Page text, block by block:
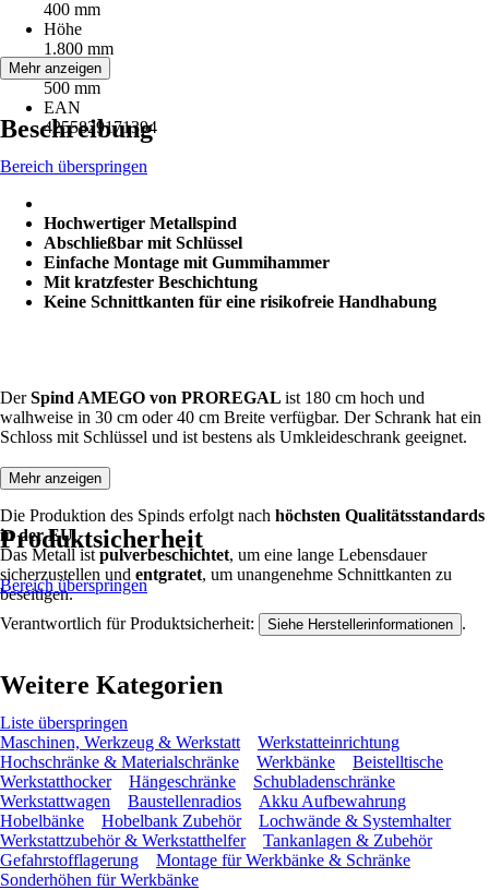
400 mm
Höhe
1.800 mm
Tiefe
500 mm
EAN
4255829171394
Mehr anzeigen
Beschreibung
Bereich überspringen
Hochwertiger Metallspind
Abschließbar mit Schlüssel
Einfache Montage mit Gummihammer
Mit kratzfester Beschichtung
Keine Schnittkanten für eine risikofreie Handhabung
DerSpind AMEGO von PROREGAL ist 180 cm hoch und
walhweise in 30 cm oder 40 cm Breite verfügbar. Der Schrank hat ein
Schloss mit Schlüssel und ist bestens als Umkleideschrank geeignet.
Die Produktion des Spinds erfolgt nach höchsten Qualitätsstandards
in der EU.
Das Metall ist pulverbeschichtet, um eine lange Lebensdauer
sicherzustellen und entgratet, um unangenehme Schnittkanten zu
beseitigen.
Mehr anzeigen
Produktsicherheit
Bereich überspringen
Verantwortlich für Produktsicherheit: Siehe Herstellerinformationen .
Weitere Kategorien
Liste überspringen
Maschinen, Werkzeug & Werkstatt
Werkstatteinrichtung
Hochschränke & Materialschränke
Werkbänke
Beistelltische
Werkstatthocker
Hängeschränke
Schubladenschränke
Werkstattwagen
Baustellenradios
Akku Aufbewahrung
Hobelbänke
Hobelbank Zubehör
Lochwände & Systemhalter
Werkstattzubehör & Werkstatthelfer
Tankanlagen & Zubehör
Gefahrstofflagerung
Montage für Werkbänke & Schränke
Sonderhöhen für Werkbänke